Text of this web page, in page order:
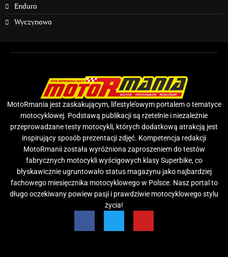
Enduro
Wyczynowo
MotoRmania jest zaskakującym, lifestyle’owym portalem o tematyce
motocyklowej. Podstawą publikacji są rzetelnie i niezależnie
przeprowadzane testy motocykli, których dodatkową atrakcją jest
inspirujący sposób prezentacji zdjęć. Kompetencja redakcji
MotoRmanii została wyróżniona zaproszeniem do testów
fabrycznych motocykli wyścigowych klasy Superbike, co
błyskawicznie ugruntowało status magazynu jako najbardziej
fachowego miesięcznika motocyklowego w Polsce. Nasz portal to
długo oczekiwany powiew pasji i prawdziwie motocyklowego stylu
życia!